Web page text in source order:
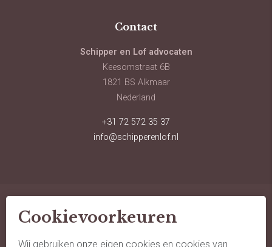
Contact
Schipper en Lof advocaten
Keesomstraat 6B
1821 BS Alkmaar
Nederland
+31 72 572 35 37
info@schipperenlof.nl
© schipper en lof advocaten
sitemap
Cookievoorkeuren
Wij gebruiken onze eigen cookies en cookies van